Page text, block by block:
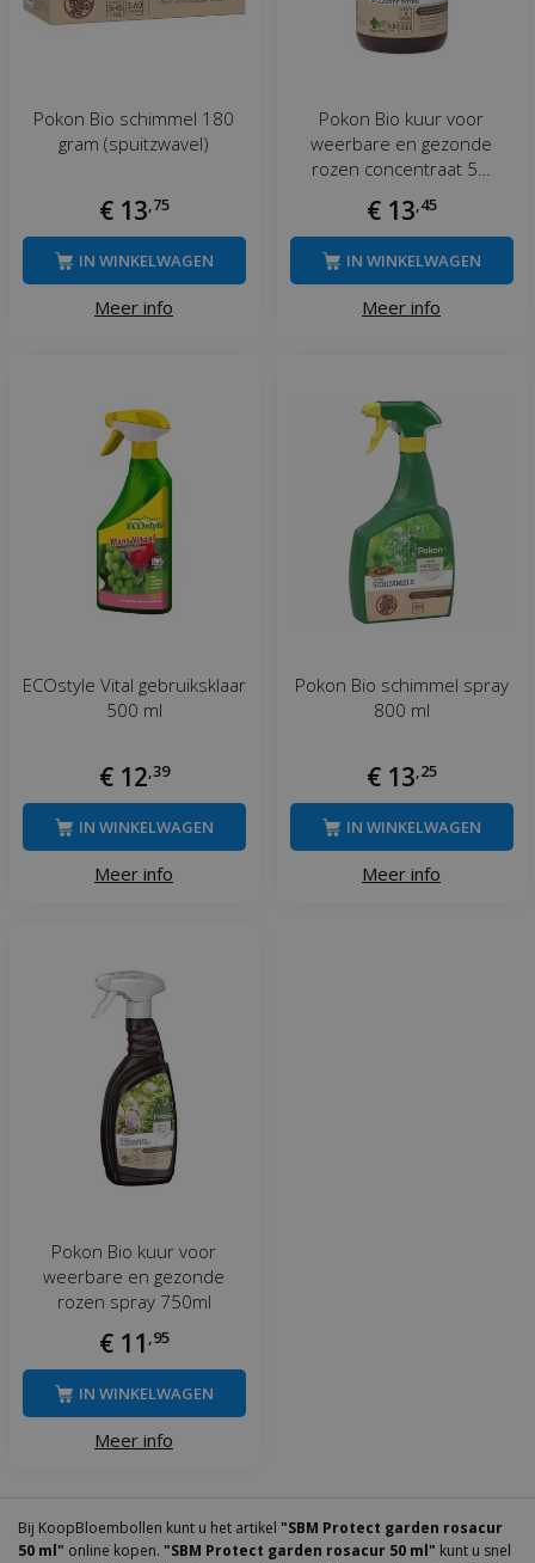
Pokon Bio schimmel 180
gram (spuitzwavel)
€ 13,75
Meer info
IN WINKELWAGEN
Pokon Bio kuur voor
weerbare en gezonde
rozen concentraat 5…
€ 13,45
Meer info
IN WINKELWAGEN
ECOstyle Vital gebruiksklaar
500 ml
€ 12,39
Meer info
IN WINKELWAGEN
Pokon Bio schimmel spray
800 ml
€ 13,25
Meer info
IN WINKELWAGEN
Pokon Bio kuur voor
weerbare en gezonde
rozen spray 750ml
€ 11 ,95
Meer info
IN WINKELWAGEN
Bij KoopBloembollen kunt u het artikel "SBM Protect garden rosacur
50 ml" online kopen. "SBM Protect garden rosacur 50 ml" kunt u snel